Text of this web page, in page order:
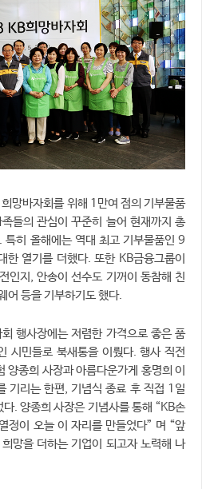
망바자회를 위해 1만여 점의 기부물품
들의 관심이 꾸준히 늘어 현재까지 총
히 올해에는 역대 최고 기부물품인 9
열기를 더했다. 또한 KB금융그룹이
인지, 안송이 선수도 기꺼이 동참해 친
어 등을 기부하기도 했다.
행사장에는 저렴한 가격으로 좋은 품
시민들로 북새통을 이뤘다. 행사 직전
양종희 사장과 아름다운가게 홍명희 이
기리는 한편, 기념식 종료 후 직접 1일
. 양종희 사장은 기념사를 통해 “KB손
정이 오늘 이 자리를 만들었다” 며 “앞
망을 더하는 기업이 되고자 노력해 나